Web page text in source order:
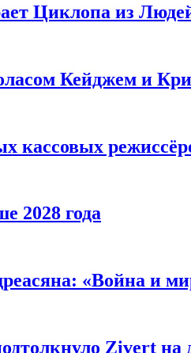
Циклопа из
Кейджем и
кассовых
2028 года
«Война и
Zivert на